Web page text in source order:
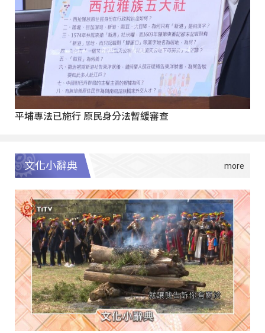
平埔專法已施行 原民身分法暫緩審查
文化小辭典